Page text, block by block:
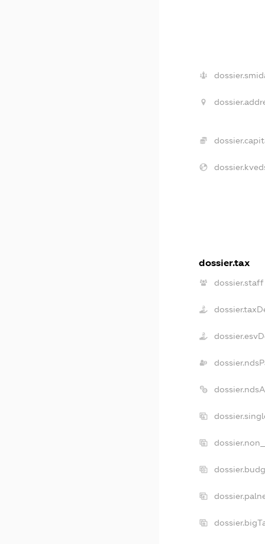
dossier.tax
dossier.staff